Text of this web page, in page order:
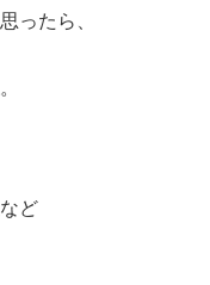
ったら、
ど